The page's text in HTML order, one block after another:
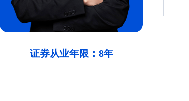
证券从业年限：8年